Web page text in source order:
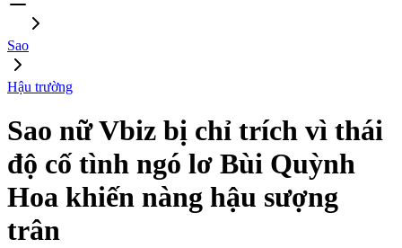
Sao
Hậu trường
Sao nữ Vbiz bị chỉ trích vì thái
độ cố tình ngó lơ Bùi Quỳnh
Hoa khiến nàng hậu sượng
trân